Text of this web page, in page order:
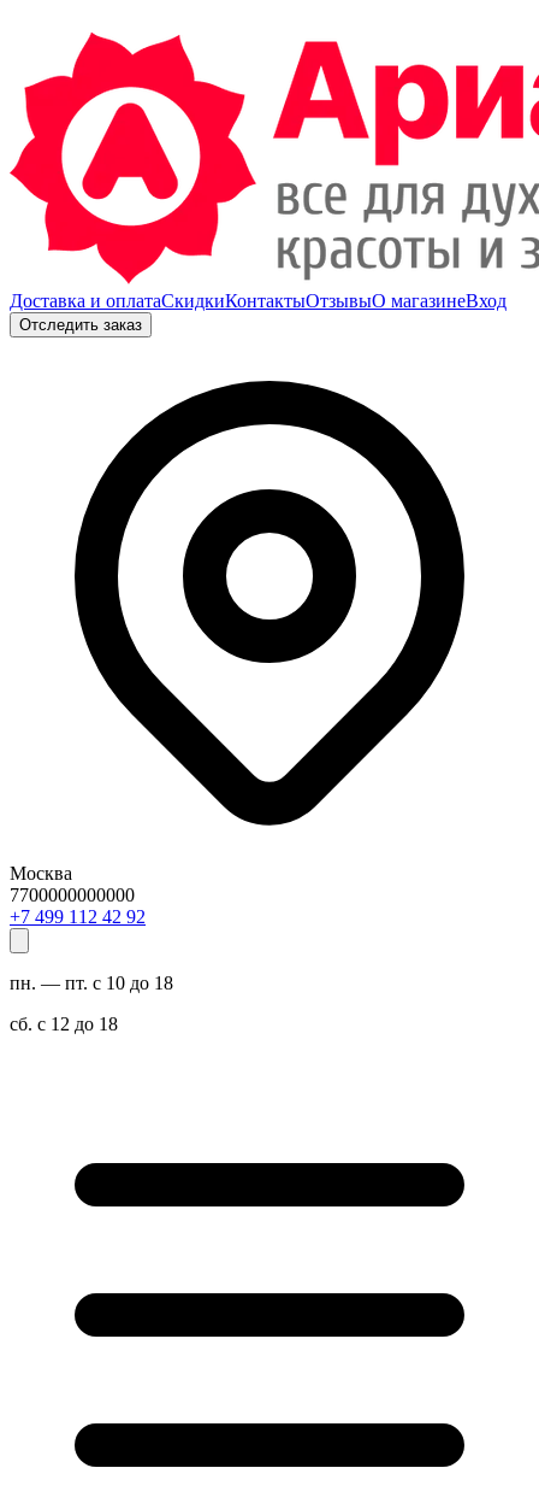
Доставка и оплатаСкидкиКонтактыОтзывыО магазинеВход
Отследить заказ
Москва
7700000000000
29 24 211 994 7+
пн. — пт. с 10 до 18
сб. с 12 до 18